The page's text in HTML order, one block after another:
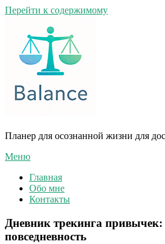
Перейти к содержимому
Планер для осознанной жизни для
Меню
Главная
Обо мне
Контакты
Дневник трекинга привычек:
повседневность